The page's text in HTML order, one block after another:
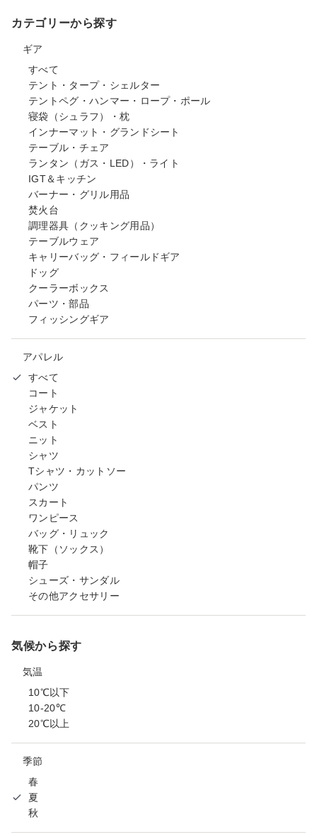
カテゴリーから探す
ギア
すべて
テント・タープ・シェルター
テントペグ・ハンマー・ロープ・ポール
寝袋（シュラフ）・枕
インナーマット・グランドシート
テーブル・チェア
ランタン（ガス・LED）・ライト
IGT＆キッチン
バーナー・グリル用品
焚火台
調理器具（クッキング用品）
テーブルウェア
キャリーバッグ・フィールドギア
ドッグ
クーラーボックス
パーツ・部品
フィッシングギア
アパレル
すべて
コート
ジャケット
ベスト
ニット
シャツ
Tシャツ・カットソー
パンツ
スカート
ワンピース
バッグ・リュック
靴下（ソックス）
帽子
シューズ・サンダル
その他アクセサリー
気候から探す
気温
10℃以下
10-20℃
20℃以上
季節
春
夏
秋